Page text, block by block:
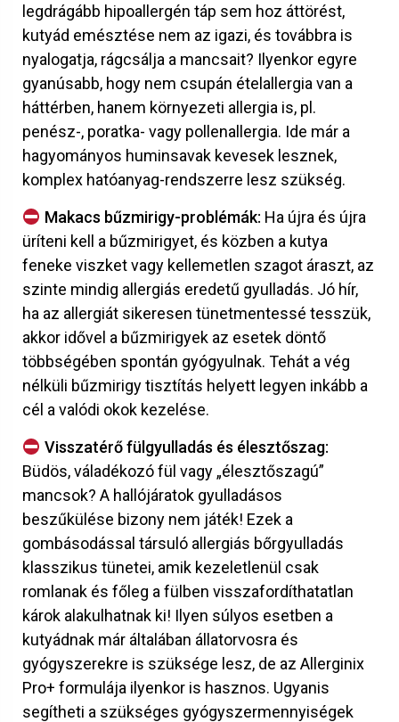
legdrágább hipoallergén táp sem hoz áttörést,
kutyád emésztése nem az igazi, és továbbra is
nyalogatja, rágcsálja a mancsait? Ilyenkor egyre
gyanúsabb, hogy nem csupán ételallergia van a
háttérben, hanem környezeti allergia is, pl.
penész-, poratka- vagy pollenallergia. Ide már a
hagyományos huminsavak kevesek lesznek,
komplex hatóanyag-rendszerre lesz szükség.
Makacs bűzmirigy-problémák: Ha újra és újra
üríteni kell a bűzmirigyet, és közben a kutya
feneke viszket vagy kellemetlen szagot áraszt, az
szinte mindig allergiás eredetű gyulladás. Jó hír,
ha az allergiát sikeresen tünetmentessé tesszük,
akkor idővel a bűzmirigyek az esetek döntő
többségében spontán gyógyulnak. Tehát a vég
nélküli bűzmirigy tisztítás helyett legyen inkább a
cél a valódi okok kezelése.
Visszatérő fülgyulladás és élesztőszag:
Büdös, váladékozó fül vagy „élesztőszagú”
mancsok? A hallójáratok gyulladásos
beszűkülése bizony nem játék! Ezek a
gombásodással társuló allergiás bőrgyulladás
klasszikus tünetei, amik kezeletlenül csak
romlanak és főleg a fülben visszafordíthatatlan
károk alakulhatnak ki! Ilyen súlyos esetben a
kutyádnak már általában állatorvosra és
gyógyszerekre is szüksége lesz, de az Allerginix
Pro+ formulája ilyenkor is hasznos. Ugyanis
segítheti a szükséges gyógyszermennyiségek